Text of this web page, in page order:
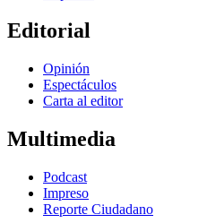
Editorial
Opinión
Espectáculos
Carta al editor
Multimedia
Podcast
Impreso
Reporte Ciudadano